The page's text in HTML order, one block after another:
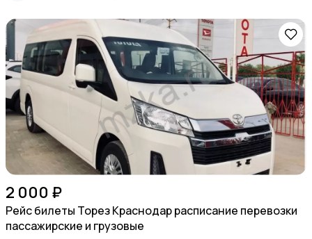
2 000 ₽
Рейс билеты Торез Краснодар расписание перевозки
пассажирские и грузовые